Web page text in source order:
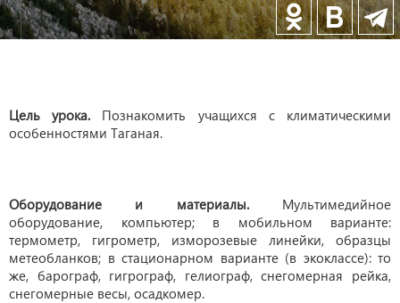
Цель урока. Познакомить учащихся с климатическими
особенностями Таганая.
Оборудование и материалы.Мультимедийное
оборудование, компьютер; в мобильном варианте:
термометр, гигрометр, изморозевые линейки, образцы
метеобланков; в стационарном варианте (в экоклассе): то
же, барограф, гигрограф, гелиограф, снегомерная рейка,
снегомерные весы, осадкомер.